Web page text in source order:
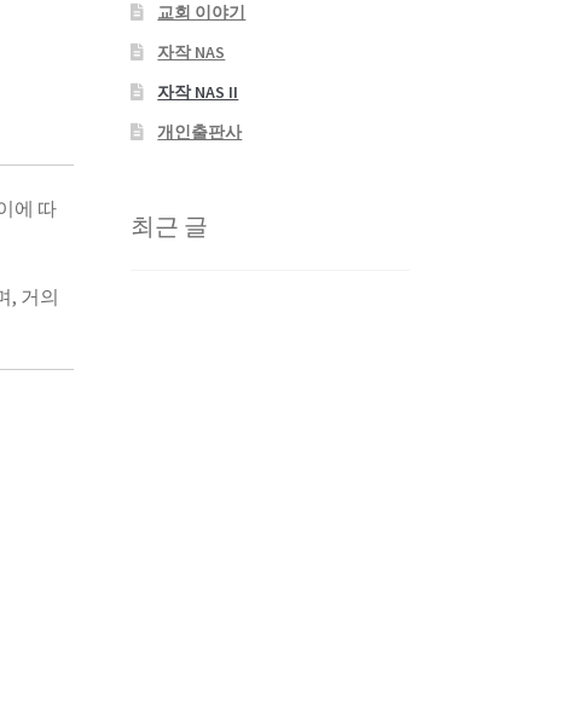
에 따
, 거의
교회 이야기
자작 NAS
자작 NAS II
개인출판사
최근 글